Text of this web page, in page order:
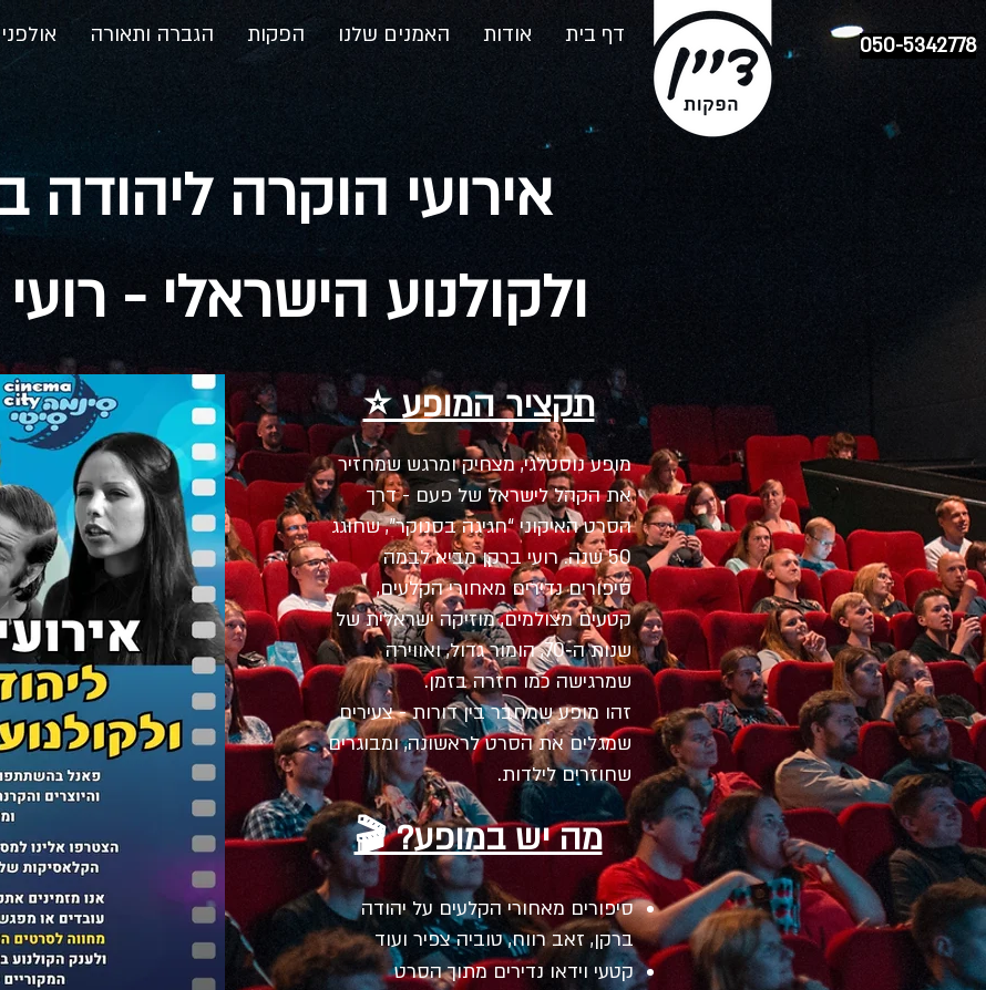
050-5342778 דף בית אודות האמנים שלנו הפקות הגברה ותאורה
אירועי הוקרה ליהודה
ולקולנוע הישראלי -
מופע נוסטלגי, מצחיק ומרגש שמחזיר
את הקהל לישראל של פעם - דרך
הסרט האיקוני “חגיגה בסנוקר”, שחוגג
50 שנה. רועי ברקן מביא לבמה
סיפורים נדירים מאחורי הקלעים,
קטעים מצולמים, מוזיקה ישראלית של
שנות ה‑70, הומור גדול, ואווירה
שמרגישה כמו חזרה בזמן.
זהו מופע שמחבר בין דורות - צעירים
שמגלים את הסרט לראשונה, ומבוגרים
שחוזרים לילדות.
סיפורים מאחורי הקלעים על יהודה
ברקן, זאב רווח, טוביה צפיר ועוד
קטעי וידאו נדירים מתוך הסרט
תקציר המופע ⭐
מה יש במופע? 🎬